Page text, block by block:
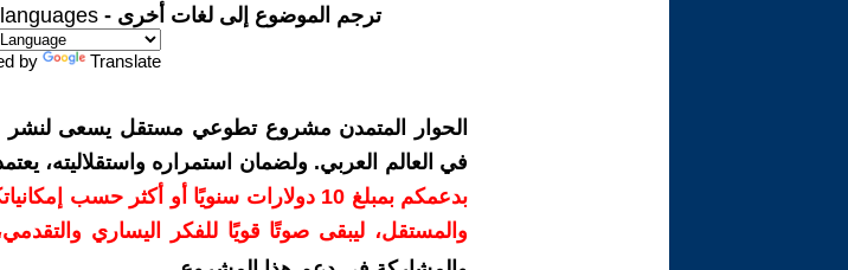
ترجم الموضوع إلى لغات أخرى -
by Translate
الحوار المتمدن مشروع تطوعي مستقل يسعى لنشر قيم
في العالم العربي. ولضمان استمراره واستقلاليته،
بدعمكم بمبلغ 10 دولارات سنويًا أو أكثر
والمستقل، ليبقى صوتًا قويًا للفكر اليساري والتقدمي